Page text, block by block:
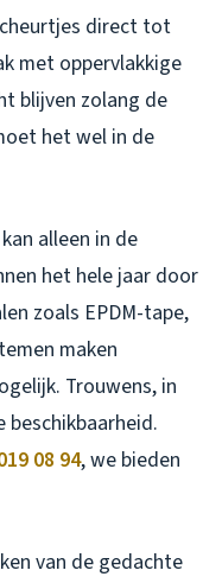
direct tot
met oppervlakkige
blijven zolang de
het wel in de
alleen in de
het hele jaar door
zoals EPDM-tape,
maken
Trouwens, in
beschikbaarheid.
08 94, we bieden
van de gedachte